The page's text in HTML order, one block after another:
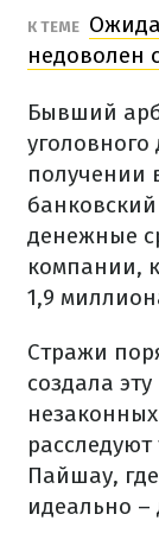
К ТЕМЕ
недоволен
Бывший
получении
денежные
компании,
1,9
Стражи
создала
Пайшау,
идеально –